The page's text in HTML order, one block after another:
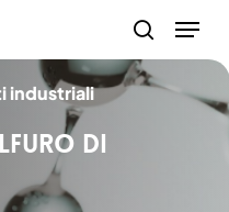
Menu
industriali
di